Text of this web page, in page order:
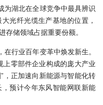
为湖北在全球竞争中最具辨识
光纤光缆生产基地的位置，
储领域占据重要份额。
行业百年变革中焕发新生。
零部件企业构成的庞大产业
，正加速向新能源与智能化转
预计今年东风智能网联新能